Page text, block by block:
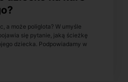
a może poliglota? W umyśle
się pytanie, jaką ścieżkę
dziecka. Podpowiadamy w